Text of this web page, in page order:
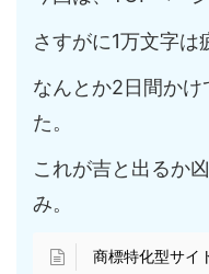
さすがに1万文字は
なんとか2日間か
た。
これが吉と出るか
み。
商標特化型サイ